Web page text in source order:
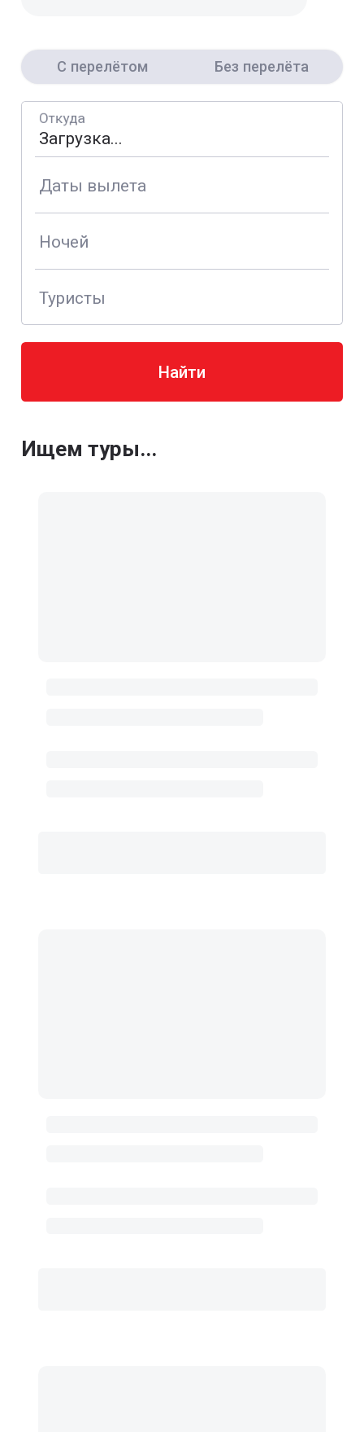
С перелётом Без перелёта
Откуда
Даты вылета
Ночей
Туристы
Найти
Ищем туры...